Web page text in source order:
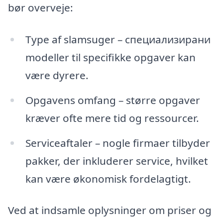
bør overveje:
Type af slamsuger – специализирани
modeller til specifikke opgaver kan
være dyrere.
Opgavens omfang – større opgaver
kræver ofte mere tid og ressourcer.
Serviceaftaler – nogle firmaer tilbyder
pakker, der inkluderer service, hvilket
kan være økonomisk fordelagtigt.
Ved at indsamle oplysninger om priser og